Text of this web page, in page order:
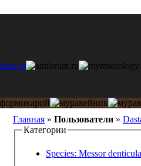
Главная » Пользователи »
Категории
Species: Messor